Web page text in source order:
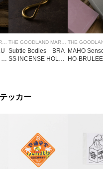
THE GOODLAND MARKET THE GOODLAND MARKET
Subtle Bodies BRA
SS INCENSE HOLD
MAHO
HO-BRULEE
ッカー